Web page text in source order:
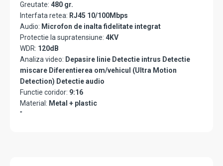
Greutate: 480 gr.
Interfata retea: RJ45 10/100Mbps
Audio: Microfon de inalta fidelitate integrat
Protectie la supratensiune: 4KV
WDR: 120dB
Analiza video: Depasire linie Detectie intrus Detectie
miscare Diferentierea om/vehicul (Ultra Motion
Detection) Detectie audio
Functie coridor: 9:16
Material: Metal + plastic
"